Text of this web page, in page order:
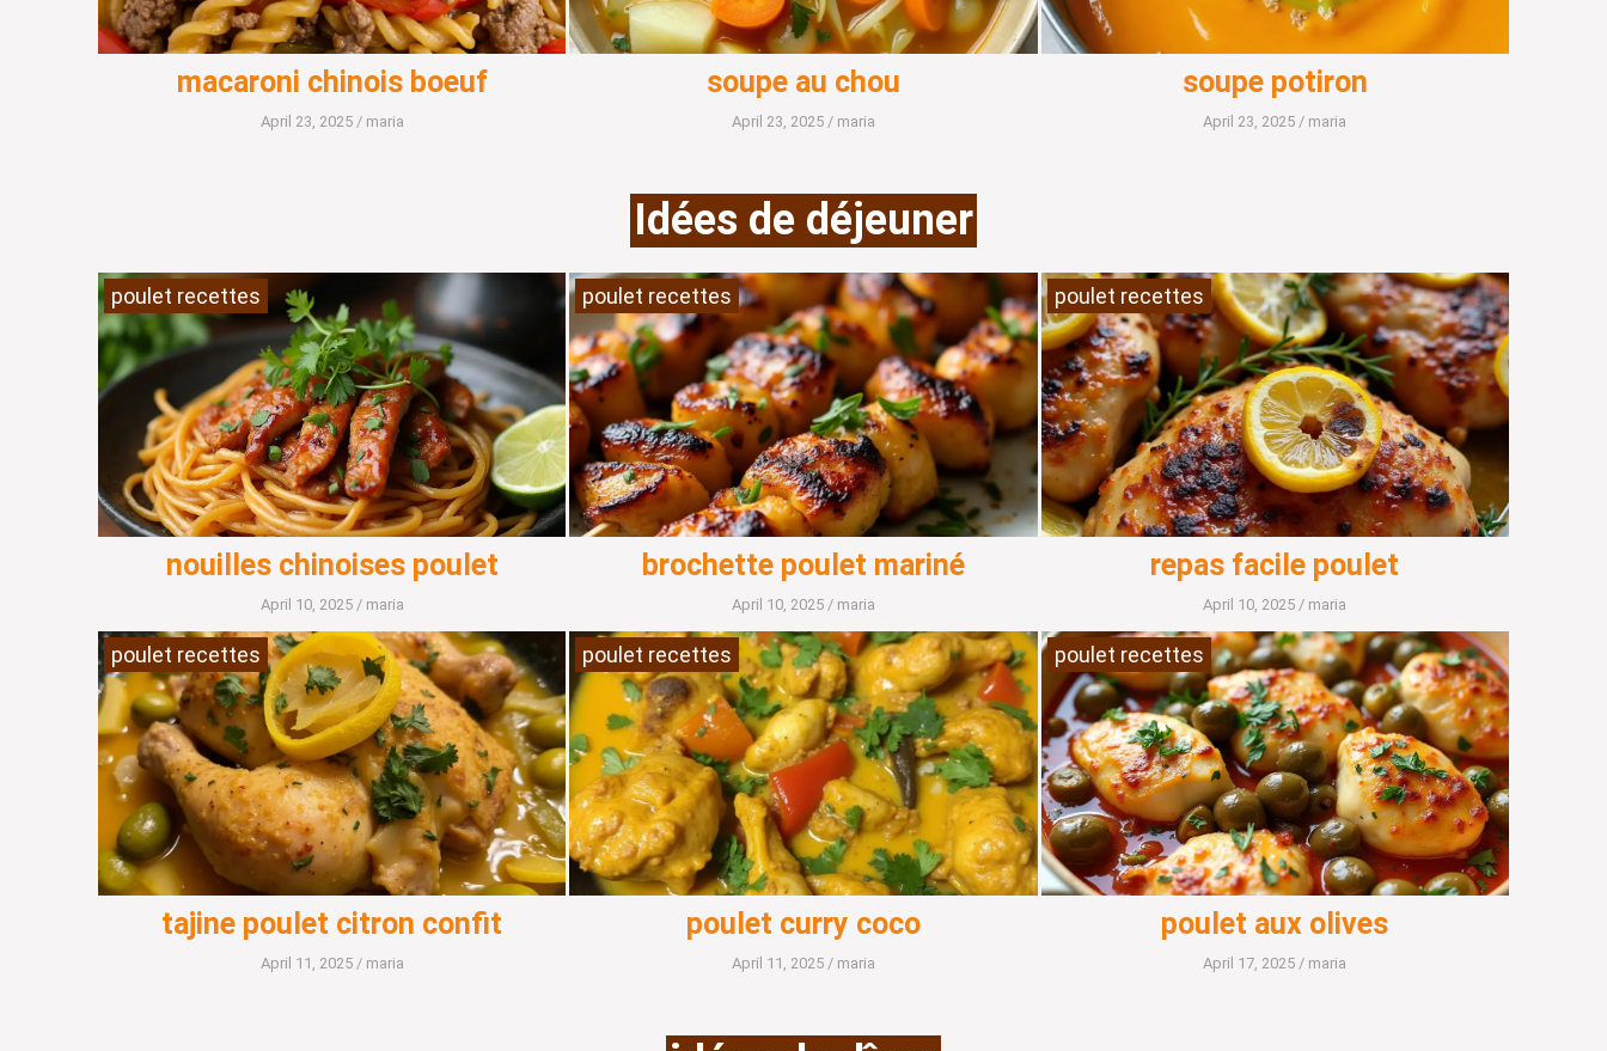
macaroni chinois boeuf
April 23, 2025/ maria
soupe au chou
April 23, 2025/ maria
soupe potiron
April 23, 2025 / maria
Idées de déjeuner
poulet recettes
nouilles chinoises poulet
April 10, 2025/ maria
poulet recettes
brochette poulet mariné
April 10, 2025/ maria
poulet recettes
repas facile poulet
April 10, 2025 / maria
poulet recettes
tajine poulet citron confit
April 11, 2025/ maria
poulet recettes
poulet curry coco
April 11, 2025/ maria
poulet recettes
poulet aux olives
April 17, 2025 / maria